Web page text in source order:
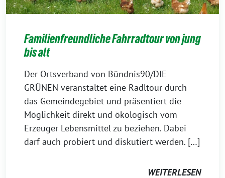
Familienfreundliche Fahrradtour von jung
bis alt
Der Ortsverband von Bündnis90/DIE
GRÜNEN veranstaltet eine Radltour durch
das Gemeindegebiet und präsentiert die
Möglichkeit direkt und ökologisch vom
Erzeuger Lebensmittel zu beziehen. Dabei
darf auch probiert und diskutiert werden. […]
WEITERLESEN